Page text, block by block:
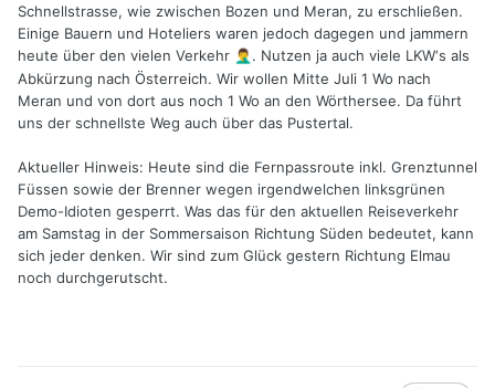
Schnellstrasse, wie zwischen Bozen und Meran, zu erschließen.
Einige Bauern und Hoteliers waren jedoch dagegen und jammern
heute über den vielen Verkehr 🤦‍♂️ . Nutzen ja auch viele LKW‘s als
Abkürzung nach Österreich. Wir wollen Mitte Juli 1 Wo nach
Meran und von dort aus noch 1 Wo an den Wörthersee. Da führt
uns der schnellste Weg auch über das Pustertal.
Aktueller Hinweis: Heute sind die Fernpassroute inkl. Grenztunnel
Füssen sowie der Brenner wegen irgendwelchen linksgrünen
Demo-Idioten gesperrt. Was das für den aktuellen Reiseverkehr
am Samstag in der Sommersaison Richtung Süden bedeutet, kann
sich jeder denken. Wir sind zum Glück gestern Richtung Elmau
noch durchgerutscht.